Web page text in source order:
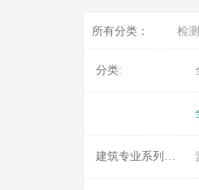
所有分类： 检
分类:
建筑专业系列课程: